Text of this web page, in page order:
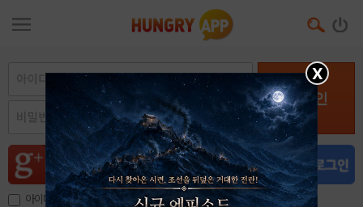
로그인
아이디, 이메일 저장
X